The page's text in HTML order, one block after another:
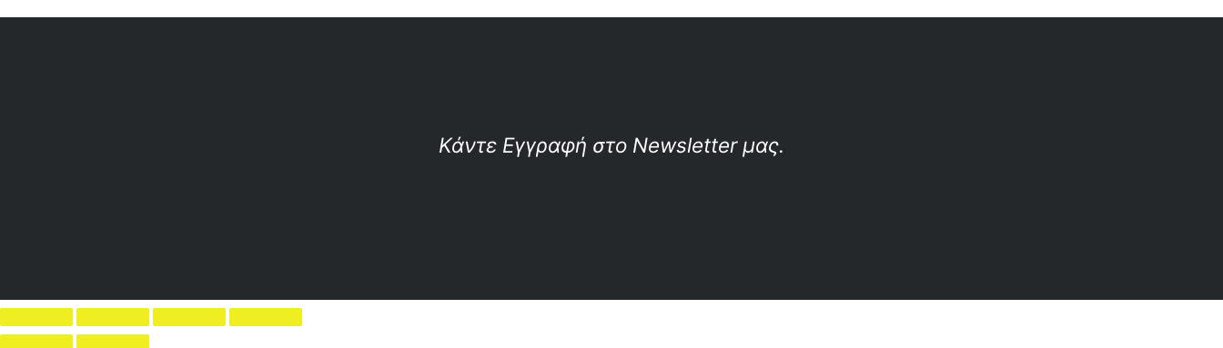
Κάντε Εγγραφή στο Newsletter μας.